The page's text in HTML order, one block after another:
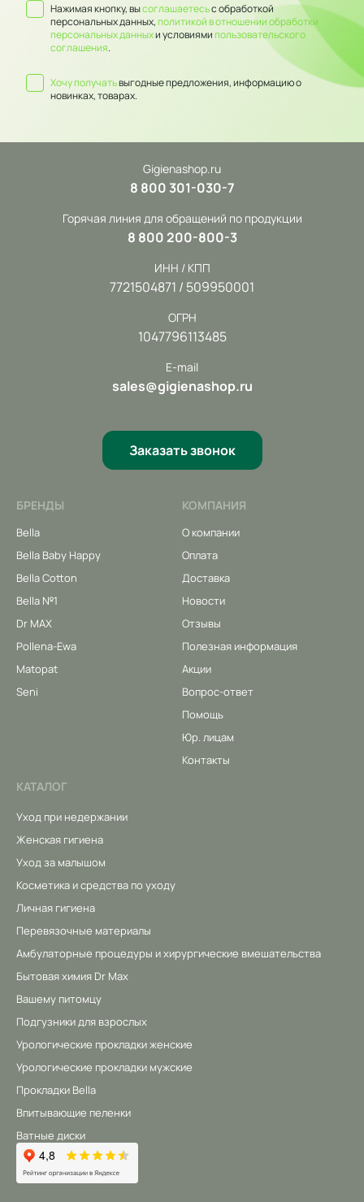
Нажимая кнопку, высоглашаетесьс обработкой
персональных данных,политикой в отношении обработки
персональных данныхи условиямипользовательского
соглашения.
Хочу получатьвыгодные предложения, информацию о
новинках, товарах.
Gigienashop.ru
8 800 301-030-7
Горячая линия для обращений по продукции
8 800 200-800-3
ИНН / КПП
7721504871 / 509950001
ОГРН
1047796113485
E-mail
sales@gigienashop.ru
Заказать звонок
БРЕНДЫ
Bella
Bella Baby Happy
Bella Cotton
Bella №1
Dr MAX
Pollena-Ewa
Matopat
Seni
КОМПАНИЯ
О компании
Оплата
Доставка
Новости
Отзывы
Полезная информация
Акции
Вопрос-ответ
Помощь
Юр. лицам
Контакты
КАТАЛОГ
Уход при недержании
Женская гигиена
Уход за малышом
Косметика и средства по уходу
Личная гигиена
Перевязочные материалы
Амбулаторные процедуры и хирургические вмешательства
Бытовая химия Dr Max
Вашему питомцу
Подгузники для взрослых
Урологические прокладки женские
Урологические прокладки мужские
Прокладки Bella
Впитывающие пеленки
Ватные диски